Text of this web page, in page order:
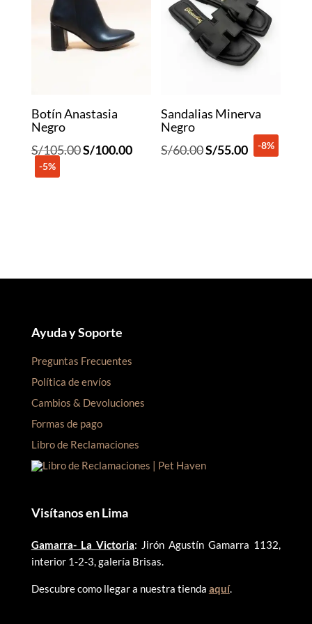
Botín Anastasia
Negro
S/105.00El
S/100.00El
-5%
Sandalias Minerva
Negro
S/60.00El
S/55.00El-8%
Ayuda y Soporte
Preguntas Frecuentes
Política de envíos
Cambios & Devoluciones
Formas de pago
Libro de Reclamaciones
Visítanos en Lima
Gamarra- La Victoria: Jirón Agustín Gamarra 1132,
interior 1-2-3, galería Brisas.
Descubre como llegar a nuestra tienda aquí.